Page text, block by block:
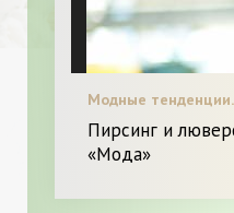
Модные
Пирсинг и
«Мода»